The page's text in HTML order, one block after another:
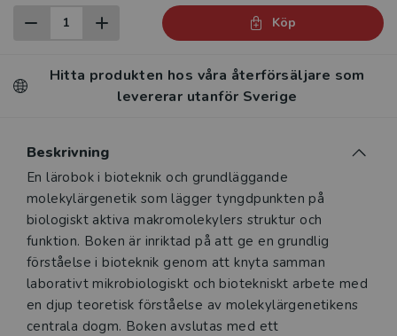
Köp
Hitta produkten hos våra återförsäljare som
levererar utanför Sverige
Beskrivning
Beskrivning
En lärobok i bioteknik och grundläggande
molekylärgenetik som lägger tyngdpunkten på
biologiskt aktiva makromolekylers struktur och
funktion. Boken är inriktad på att ge en grundlig
förståelse i bioteknik genom att knyta samman
laborativt mikrobiologiskt och biotekniskt arbete med
en djup teoretisk förståelse av molekylärgenetikens
centrala dogm. Boken avslutas med ett